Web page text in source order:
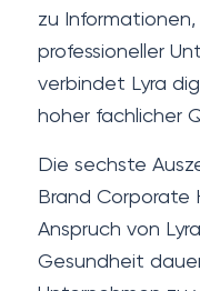
zu
professioneller
verbindet Lyra
hoher fachlicher
Die sechste
Brand Corporate
Anspruch von
Gesundheit